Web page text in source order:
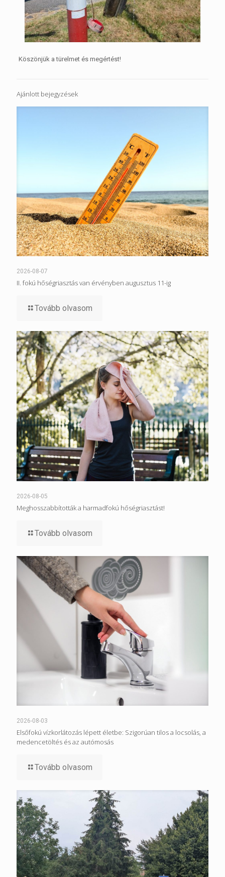
Köszönjük a türelmet és megértést!
Ajánlott bejegyzések
2026-08-07
II. fokú hőségriasztás van érvényben augusztus 11-ig
Tovább olvasom
2026-08-05
Meghosszabbították a harmadfokú hőségriasztást!
Tovább olvasom
2026-08-03
Elsőfokú vízkorlátozás lépett életbe: Szigorúan tilos a locsolás, a
medencetöltés és az autómosás
Tovább olvasom